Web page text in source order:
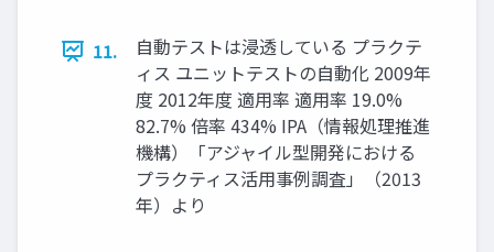
11.
自動テストは浸透している プラクテ
ィス ユニットテストの自動化 2009年
度 2012年度 適用率 適用率 19.0%
82.7% 倍率 434% IPA（情報処理推進
機構）「アジャイル型開発における
プラクティス活用事例調査」（2013
年）より